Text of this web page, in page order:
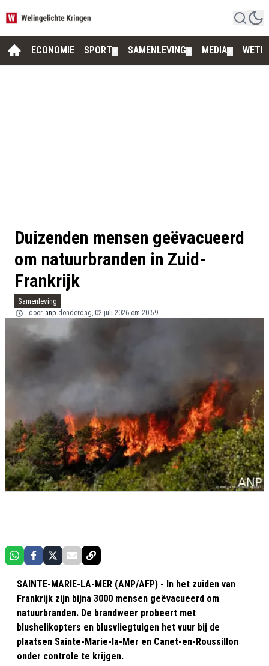
ECONOMIE SPORT SAMENLEVING MEDIA
Duizenden mensen geëvacueerd
om natuurbranden in Zuid-
Frankrijk
Samenleving
door anp donderdag, 02 juli 2026 om 20:59
SAINTE-MARIE-LA-MER (ANP/AFP) - In het zuiden van
Frankrijk zijn bijna 3000 mensen geëvacueerd om
natuurbranden. De brandweer probeert met
blushelikopters en blusvliegtuigen het vuur bij de
plaatsen Sainte-Marie-la-Mer en Canet-en-Roussillon
onder controle te krijgen.